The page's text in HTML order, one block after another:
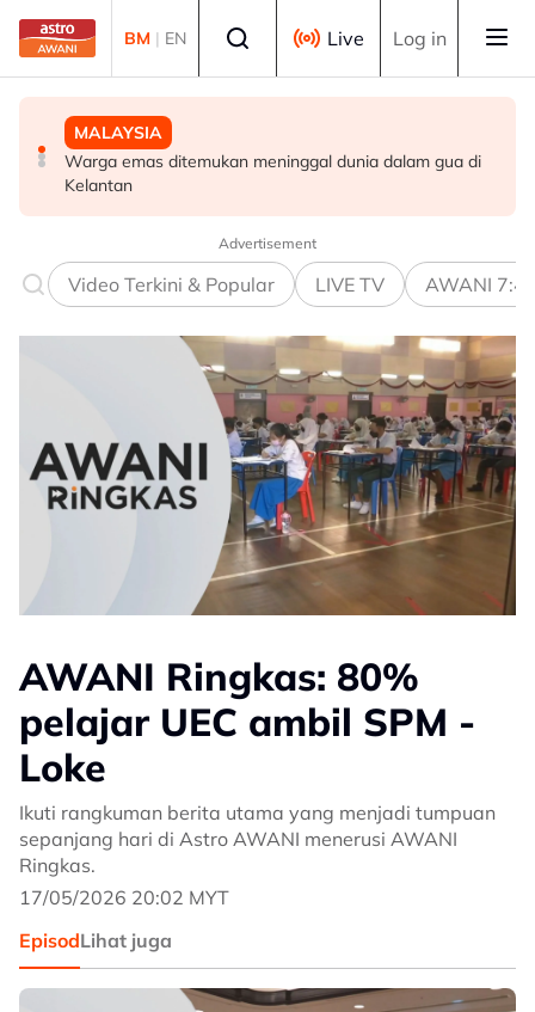
Skip to main content
BM | EN Live Log in
MALAYSIA
Warga emas ditemukan meninggal dunia dalam gua di
Kelantan
MALAYSIA
Jenazah tiga anggota polis dibawa ke Kota Kinabalu
untuk bedah siasat
MALAYSIA
Ismail Sabri dimasukkan ke IJN, prosiding mungkin
dijalankan di hospital
Advertisement
Video Terkini & Popular LIVE TV AWANI
AWANI Ringkas: 80%
pelajar UEC ambil SPM -
Loke
Ikuti rangkuman berita utama yang menjadi tumpuan
sepanjang hari di Astro AWANI menerusi AWANI
Ringkas.
17/05/2026 20:02 MYT
EpisodLihat juga